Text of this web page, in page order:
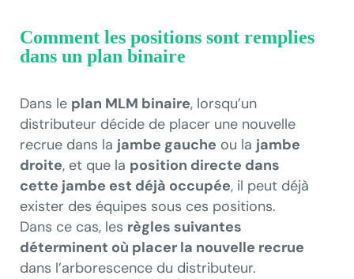
Comment les positions sont remplies
dans un plan binaire
Dans le plan MLM binaire, lorsqu’un
distributeur décide de placer une nouvelle
recrue dans la jambe gauche ou la jambe
droite, et que la position directe dans
cette jambe est déjà occupée, il peut déjà
exister des équipes sous ces positions.
Dans ce cas, les règles suivantes
déterminent où placer la nouvelle recrue
dans l’arborescence du distributeur.